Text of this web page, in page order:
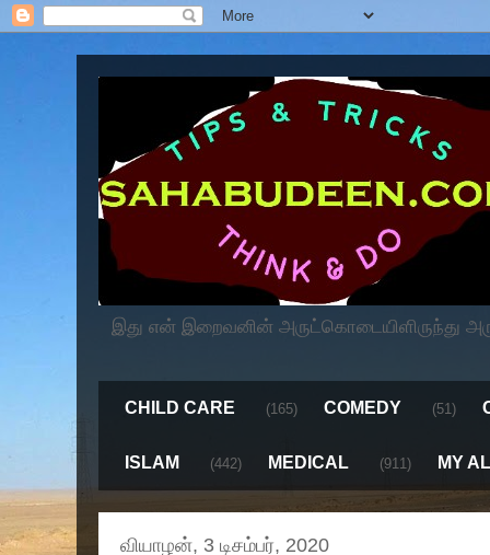
இது என் இறைவனின் அருட்கொடையிளிருந்து
CHILD CARE (165) COMEDY (51)
ISLAM (442) MEDICAL (911) MY
வியாழன், 3 டிசம்பர், 2020